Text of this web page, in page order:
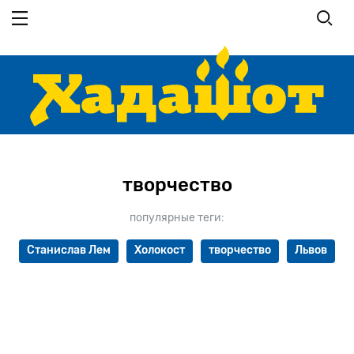
основному
творчество
популярные теги:
Станислав Лем Холокост творчество Львов